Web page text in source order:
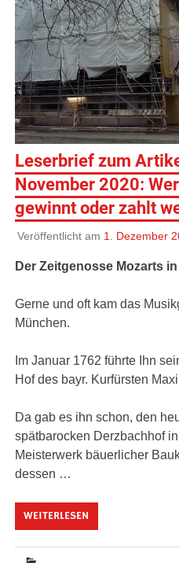
Leserbrief zum
November 2020:
gewinnt oder zahlt
Veröffentlicht am 1. Dezember
Der Zeitgenosse Mozarts
Gerne und oft kam das
München.
Im Januar 1762 führte Ihn
Hof des bayr. Kurfürsten
Da gab es ihn schon, den
spätbarocken Derzbachhof
Meisterwerk bäuerlicher
dessen …
WEITERLESEN